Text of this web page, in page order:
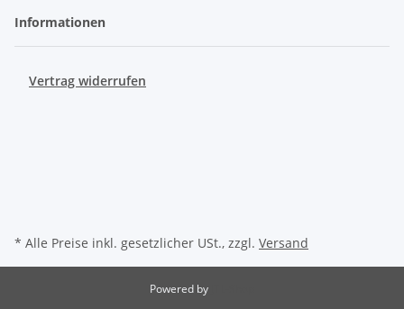
Informationen
Vertrag widerrufen
* Alle Preise inkl. gesetzlicher USt., zzgl. Versand
Powered by